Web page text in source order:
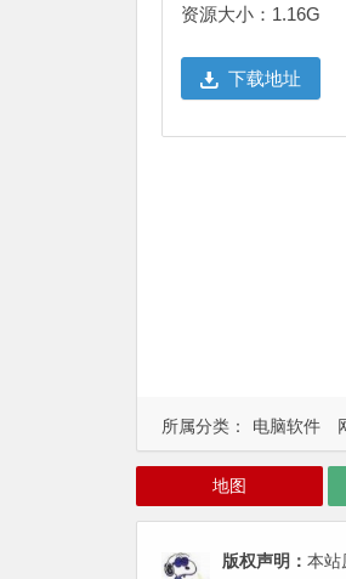
资源大小：1.16G
下载地址
所属分类： 电脑软件
地图
版权声明： 本站